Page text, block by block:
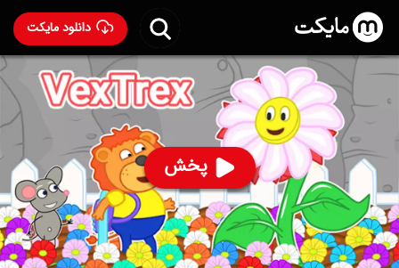
دانلود مایکت
پخش
انیمیشن خانواده شیرها- VexTrex 2014
۳۶ 55%
ساخت آمریکا سال 2014
رده سنی ۳+
سریال
انیمیشن
توضیحات قسمت‌ها انیمیشن‌های مشابه